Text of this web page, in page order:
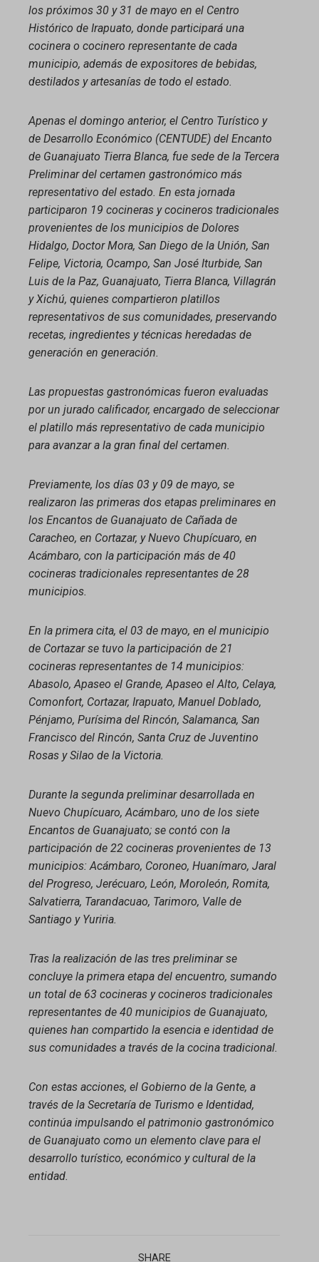
los próximos 30 y 31 de mayo en el Centro
Histórico de Irapuato, donde participará una
cocinera o cocinero representante de cada
municipio, además de expositores de bebidas,
destilados y artesanías de todo el estado.
Apenas el domingo anterior, el Centro Turístico y
de Desarrollo Económico (CENTUDE) del Encanto
de Guanajuato Tierra Blanca, fue sede de la Tercera
Preliminar del certamen gastronómico más
representativo del estado. En esta jornada
participaron 19 cocineras y cocineros tradicionales
provenientes de los municipios de Dolores
Hidalgo, Doctor Mora, San Diego de la Unión, San
Felipe, Victoria, Ocampo, San José Iturbide, San
Luis de la Paz, Guanajuato, Tierra Blanca, Villagrán
y Xichú, quienes compartieron platillos
representativos de sus comunidades, preservando
recetas, ingredientes y técnicas heredadas de
generación en generación.
Las propuestas gastronómicas fueron evaluadas
por un jurado calificador, encargado de seleccionar
el platillo más representativo de cada municipio
para avanzar a la gran final del certamen.
Previamente, los días 03 y 09 de mayo, se
realizaron las primeras dos etapas preliminares en
los Encantos de Guanajuato de Cañada de
Caracheo, en Cortazar, y Nuevo Chupícuaro, en
Acámbaro, con la participación más de 40
cocineras tradicionales representantes de 28
municipios.
En la primera cita, el 03 de mayo, en el municipio
de Cortazar se tuvo la participación de 21
cocineras representantes de 14 municipios:
Abasolo, Apaseo el Grande, Apaseo el Alto, Celaya,
Comonfort, Cortazar, Irapuato, Manuel Doblado,
Pénjamo, Purísima del Rincón, Salamanca, San
Francisco del Rincón, Santa Cruz de Juventino
Rosas y Silao de la Victoria.
Durante la segunda preliminar desarrollada en
Nuevo Chupícuaro, Acámbaro, uno de los siete
Encantos de Guanajuato; se contó con la
participación de 22 cocineras provenientes de 13
municipios: Acámbaro, Coroneo, Huanímaro, Jaral
del Progreso, Jerécuaro, León, Moroleón, Romita,
Salvatierra, Tarandacuao, Tarimoro, Valle de
Santiago y Yuriria.
Tras la realización de las tres preliminar se
concluye la primera etapa del encuentro, sumando
un total de 63 cocineras y cocineros tradicionales
representantes de 40 municipios de Guanajuato,
quienes han compartido la esencia e identidad de
sus comunidades a través de la cocina tradicional.
Con estas acciones, el Gobierno de la Gente, a
través de la Secretaría de Turismo e Identidad,
continúa impulsando el patrimonio gastronómico
de Guanajuato como un elemento clave para el
desarrollo turístico, económico y cultural de la
entidad.
SHARE